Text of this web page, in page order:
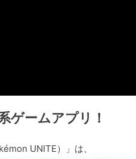
ゲームアプリ！
UNITE）」は、